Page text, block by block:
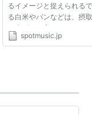
るイメージと捉えられる
る白米やパンなどは、摂
を上げると言われていま
この血糖値をいかにコン
spotmusic.jp